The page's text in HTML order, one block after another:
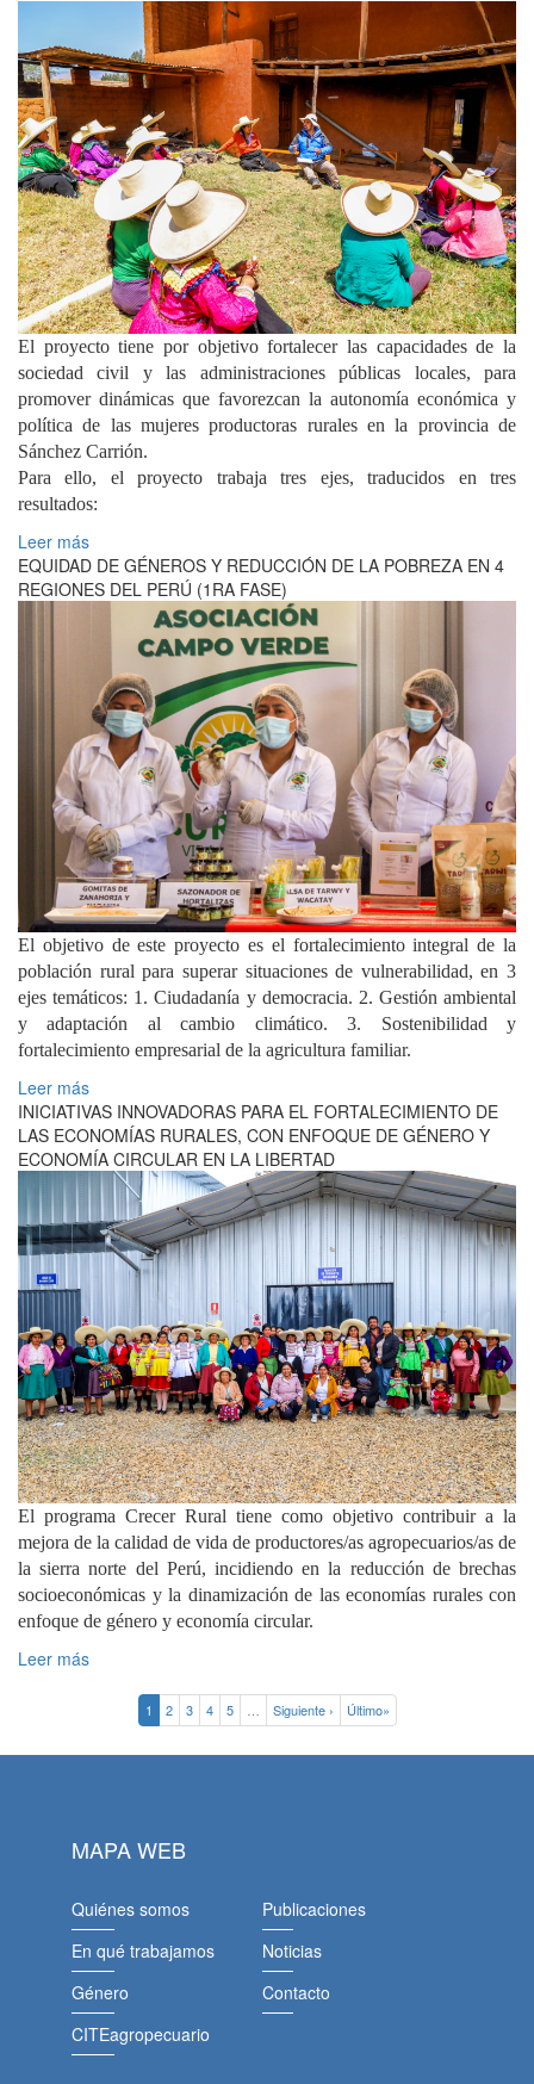
El proyecto tiene por objetivo fortalecer las capacidades de la
sociedad civil y las administraciones públicas locales, para
promover dinámicas que favorezcan la autonomía económica y
política de las mujeres productoras rurales en la provincia de
Sánchez Carrión.
Para ello, el proyecto trabaja tres ejes, traducidos en tres
resultados:
Leer más
EQUIDAD DE GÉNEROS Y REDUCCIÓN DE LA POBREZA EN 4
REGIONES DEL PERÚ (1RA FASE)
El objetivo de este proyecto es el fortalecimiento integral de la
población rural para superar situaciones de vulnerabilidad, en 3
ejes temáticos: 1. Ciudadanía y democracia. 2. Gestión ambiental
y adaptación al cambio climático. 3. Sostenibilidad y
fortalecimiento empresarial de la agricultura familiar.
Leer más
INICIATIVAS INNOVADORAS PARA EL FORTALECIMIENTO DE
LAS ECONOMÍAS RURALES, CON ENFOQUE DE GÉNERO Y
ECONOMÍA CIRCULAR EN LA LIBERTAD
El programa Crecer Rural tiene como objetivo contribuir a la
mejora de la calidad de vida de productores/as agropecuarios/as de
la sierra norte del Perú, incidiendo en la reducción de brechas
socioeconómicas y la dinamización de las economías rurales con
enfoque de género y economía circular.
Leer más
1 2 3 4 5 Siguiente › Último»
MAPA WEB
Quiénes somos
En qué trabajamos
Género
CITEagropecuario
Publicaciones
Noticias
Contacto